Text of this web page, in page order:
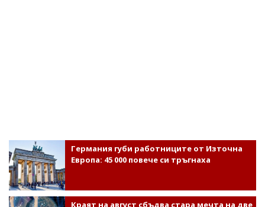
Германия губи работниците от Източна
Европа: 45 000 повече си тръгнаха
Краят на август сбъдва стара мечта на две